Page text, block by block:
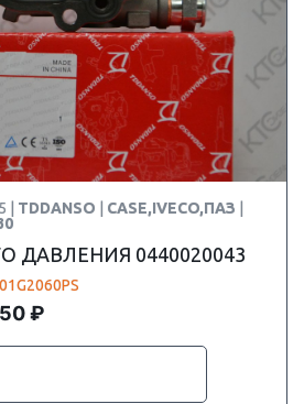
| TDDANSO CASE,IVECO,ПАЗ
ДАВЛЕНИЯ 0440020043
₽